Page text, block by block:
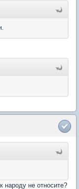
народу не относите?